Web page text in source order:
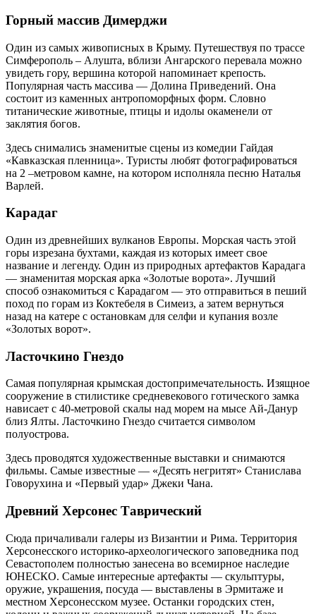
Горный массив Димерджи
Один из самых живописных в Крыму. Путешествуя по трассе
Симферополь – Алушта, вблизи Ангарского перевала можно
увидеть гору, вершина которой напоминает крепость.
Популярная часть массива — Долина Приведений. Она
состоит из каменных антропоморфных форм. Словно
титанические животные, птицы и идолы окаменели от
заклятия богов.
Здесь снимались знаменитые сцены из комедии Гайдая
«Кавказская пленница». Туристы любят фотографироваться
на 2 –метровом камне, на котором исполняла песню Наталья
Варлей.
Карадаг
Один из древнейших вулканов Европы. Морская часть этой
горы изрезана бухтами, каждая из которых имеет свое
название и легенду. Один из природных артефактов Карадага
— знаменитая морская арка «Золотые ворота». Лучший
способ ознакомиться с Карадагом — это отправиться в пеший
поход по горам из Коктебеля в Симеиз, а затем вернуться
назад на катере с остановкам для селфи и купания возле
«Золотых ворот».
Ласточкино Гнездо
Самая популярная крымская достопримечательность. Изящное
сооружение в стилистике средневекового готического замка
нависает с 40-метровой скалы над морем на мысе Ай-Данур
близ Ялты. Ласточкино Гнездо считается символом
полуострова.
Здесь проводятся художественные выставки и снимаются
фильмы. Самые известные — «Десять негритят» Станислава
Говорухина и «Первый удар» Джеки Чана.
Древний Херсонес Таврический
Сюда причаливали галеры из Византии и Рима. Территория
Херсонесского историко-археологического заповедника под
Севастополем полностью занесена во всемирное наследие
ЮНЕСКО. Самые интересные артефакты — скульптуры,
оружие, украшения, посуда — выставлены в Эрмитаже и
местном Херсонесском музее. Останки городских стен,